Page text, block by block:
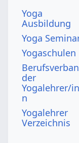
Yoga
Ausbildung
Yoga
Yogaschulen
der
Yogalehrer/
n
Yogalehrer
Verzeichnis